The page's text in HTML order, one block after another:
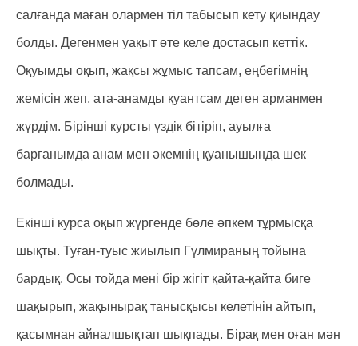
салғанда маған олармен тіл табысып кету қиындау
болды. Дегенмен уақыт өте келе достасып кеттік.
Оқуымды оқып, жақсы жұмыс тапсам, еңбегімнің
жемісін жеп, ата-анамды қуантсам деген арманмен
жүрдім. Бірінші курсты үздік бітіріп, ауылға
барғанымда анам мен әкемнің қуанышында шек
болмады.
Екінші курса оқып жүргенде бөле әпкем тұрмысқа
шықты. Туған-туыс жиылып Гүлмираның тойына
бардық. Осы тойда мені бір жігіт қайта-қайта биге
шақырып, жақынырақ танысқысы келетінін айтып,
қасымнан айналшықтап шықпады. Бірақ мен оған мән